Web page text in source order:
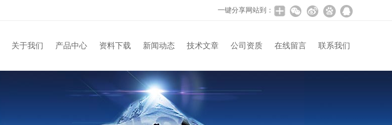
一键分享网站到：
关于我们 产品中心 资料下载 新闻动态 技术文章 公司资质 在线留言 联系我们